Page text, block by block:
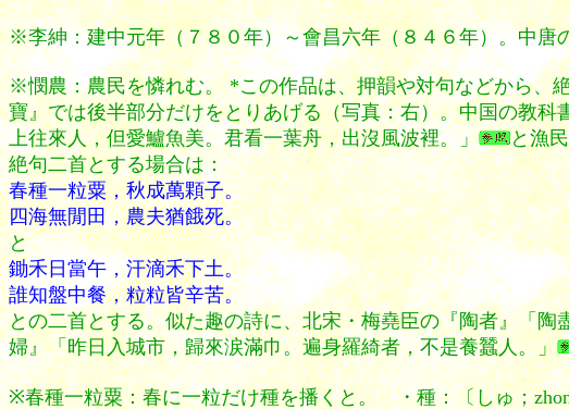
※李紳：建中元年（７８０年）～會昌六年（８４６年）。中唐
※憫農：農民を憐れむ。 *この作品は、押韻や対句などから、
寶』では後半部分だけをとりあげる（写真：右）。中国の教
上往來人，但愛鱸魚美。君看一葉舟，出沒風波裡。」
と漁
絶句二首とする場合は：
春種一粒粟，秋成萬顆子。
四海無閒田，農夫猶餓死。
と
鋤禾日當午，汗滴禾下土。
誰知盤中餐，粒粒皆辛苦。
との二首とする。似た趣の詩に、北宋・梅堯臣の『陶者』「
婦』「昨日入城市，歸來涙滿巾。遍身羅綺者，不是養蠶人。」
※春種一粒粟：春に一粒だけ種を播くと。 ・種：〔しゅ；